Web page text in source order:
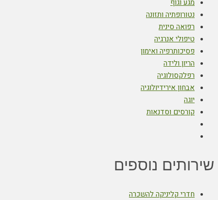
מגע וגוף
נטורופתיה ותזונה
רפואה סינית
טיפולי אנרגיה
פסיכותרפיה ואימון
הריון ולידה
רפלקסולוגיה
אבחון אירידיולוגיה
יוגה
קורסים וסדנאות
שירותים נוספים
חדרי קליניקה להשכרה